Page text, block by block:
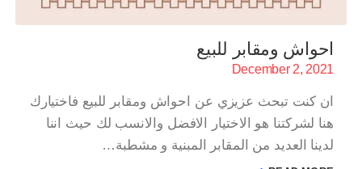
احواش ومقابر للبيع
December 2, 2021
ان كنت تبحث عزيزي عن احواش ومقابر للبيع فاختيارك
هنا لشركتنا هو الاختيار الافضل والانسب لك حيث اننا
لدينا العديد من المقابر المبنية و مشطبة…